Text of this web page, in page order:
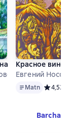
(сборник)
4,6 на основе 68
Красное
Евгений Носов
MatnMatn 4,525
Barcha